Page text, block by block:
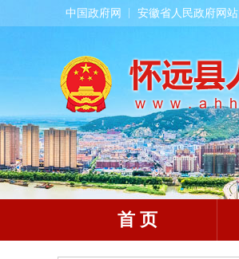
中国政府网 安徽省人民政府网站
首 页